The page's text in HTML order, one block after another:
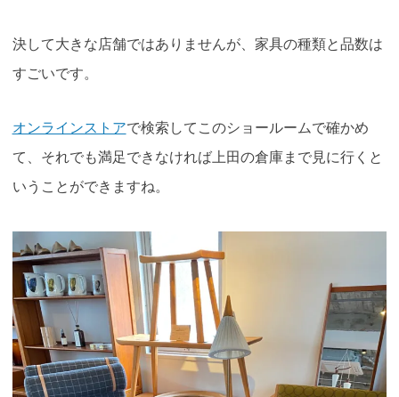
決して大きな店舗ではありませんが、家具の種類と品数は
すごいです。
オンラインストアで検索してこのショールームで確かめ
て、それでも満足できなければ上田の倉庫まで見に行くと
いうことができますね。